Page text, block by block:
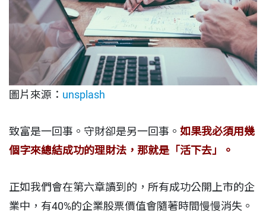
圖片來源： unsplash
致富是一回事。守財卻是另一回事。 如果我必須用幾
個字來總結成功的理財法，那就是「活下去」。
正如我們會在第六章讀到的，所有成功公開上市的企
業中，有40%的企業股票價值會隨著時間慢慢消失。